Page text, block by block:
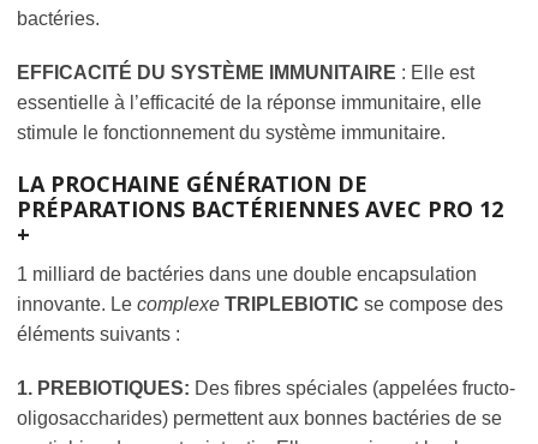
bactéries.
EFFICACITÉ DU SYSTÈME IMMUNITAIRE : Elle est
essentielle à l’efficacité de la réponse immunitaire, elle
stimule le fonctionnement du système immunitaire.
LA PROCHAINE GÉNÉRATION DE
PRÉPARATIONS BACTÉRIENNES AVEC PRO 12
+
1 milliard de bactéries dans une double encapsulation
innovante. Le complexe TRIPLEBIOTIC se compose des
éléments suivants :
1. PREBIOTIQUES: Des fibres spéciales (appelées fructo-
oligosaccharides) permettent aux bonnes bactéries de se